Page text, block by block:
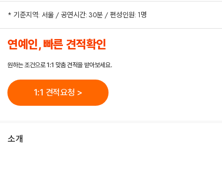
* 기준지역: 서울 / 공연시간: 30분 / 편성인원: 1명
연예인, 빠른 견적확인
원하는 조건으로 1:1 맞춤 견적을 받아보세요.
1:1 견적요청 >
소개